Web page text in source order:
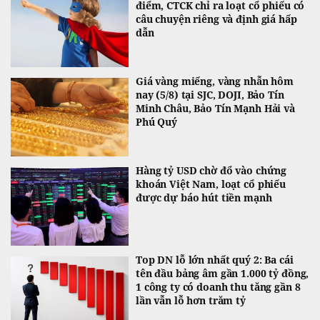
điểm, CTCK chỉ ra loạt cổ phiếu có
câu chuyện riêng và định giá hấp
dẫn
Giá vàng miếng, vàng nhẫn hôm
nay (5/8) tại SJC, DOJI, Bảo Tín
Minh Châu, Bảo Tín Mạnh Hải và
Phú Quý
Hàng tỷ USD chờ đổ vào chứng
khoán Việt Nam, loạt cổ phiếu
được dự báo hút tiền mạnh
Top DN lỗ lớn nhất quý 2: Ba cái
tên đầu bảng âm gần 1.000 tỷ đồng,
1 công ty có doanh thu tăng gần 8
lần vẫn lỗ hơn trăm tỷ